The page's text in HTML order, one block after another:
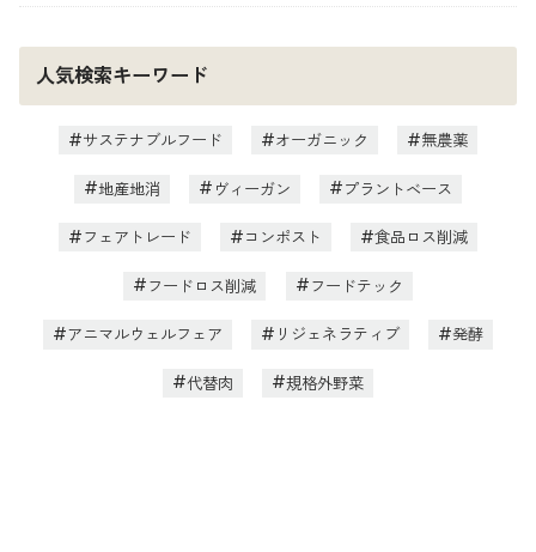
人気検索キーワード
サステナブルフード オーガニック 無農薬
地産地消 ヴィーガン プラントベース
フェアトレード コンポスト 食品ロス削減
フードロス削減 フードテック
アニマルウェルフェア リジェネラティブ 発酵
代替肉 規格外野菜